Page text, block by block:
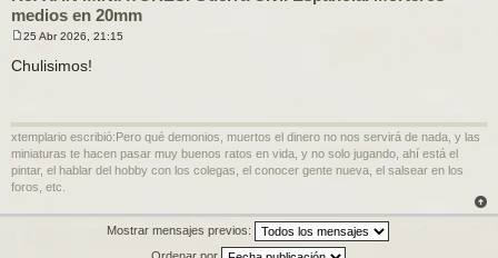
medios en 20mm
e
n
e
25 Abr 2026, 21:15
Chulisimos!
xtemplario escribió:Pero qué demonios, muertos el dinero no nos servirá de nada, y las
miniaturas te hacen pasar muy buenos ratos en vida, y no solo jugando, ahí está el
pintar, el hablar del hobby con los colegas, el conocer gente nueva, el salsear en los
foros, etc.
Mostrar mensajes previos: